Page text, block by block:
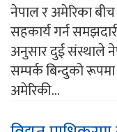
नेपाल र अमेरिका
सहकार्य गर्न
अनुसार दुई संस्थाले
सम्पर्क बिन्दुको
अमेरिकी...